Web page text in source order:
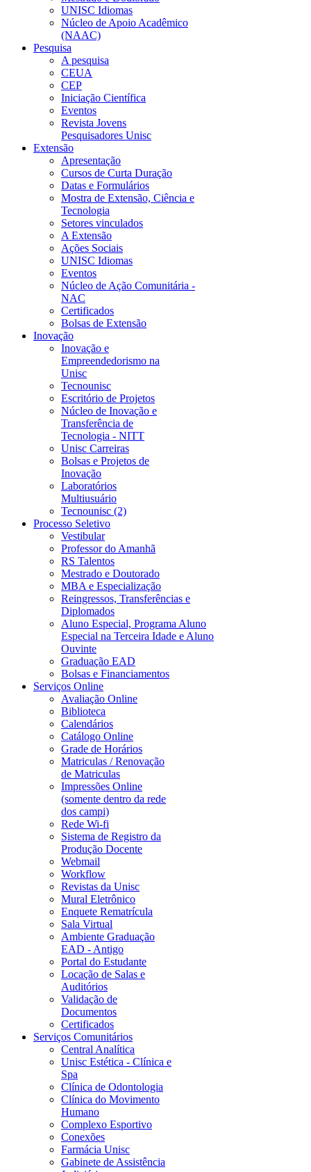
UNISC Idiomas
Núcleo de Apoio Acadêmico
(NAAC)
Pesquisa
A pesquisa
CEUA
CEP
Iniciação Científica
Eventos
Revista Jovens
Pesquisadores Unisc
Extensão
Apresentação
Cursos de Curta Duração
Datas e Formulários
Mostra de Extensão, Ciência e
Tecnologia
Setores vinculados
A Extensão
Ações Sociais
UNISC Idiomas
Eventos
Núcleo de Ação Comunitária -
NAC
Certificados
Bolsas de Extensão
Inovação
Inovação e
Empreendedorismo na
Unisc
Tecnounisc
Escritório de Projetos
Núcleo de Inovação e
Transferência de
Tecnologia - NITT
Unisc Carreiras
Bolsas e Projetos de
Inovação
Laboratórios
Multiusuário
Tecnounisc (2)
Processo Seletivo
Vestibular
Professor do Amanhã
RS Talentos
Mestrado e Doutorado
MBA e Especialização
Reingressos, Transferências e
Diplomados
Aluno Especial, Programa Aluno
Especial na Terceira Idade e Aluno
Ouvinte
Graduação EAD
Bolsas e Financiamentos
Serviços Online
Avaliação Online
Biblioteca
Calendários
Catálogo Online
Grade de Horários
Matriculas / Renovação
de Matriculas
Impressões Online
(somente dentro da rede
dos campi)
Rede Wi-fi
Sistema de Registro da
Produção Docente
Webmail
Workflow
Revistas da Unisc
Mural Eletrônico
Enquete Rematrícula
Sala Virtual
Ambiente Graduação
EAD - Antigo
Portal do Estudante
Locação de Salas e
Auditórios
Validação de
Documentos
Certificados
Serviços Comunitários
Central Analítica
Unisc Estética - Clínica e
Spa
Clínica de Odontologia
Clínica do Movimento
Humano
Complexo Esportivo
Conexões
Farmácia Unisc
Gabinete de Assistência